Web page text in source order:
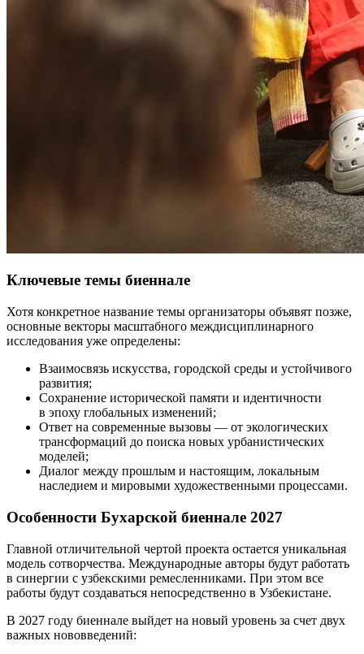
Ключевые темы биеннале
Хотя конкретное название темы организаторы объявят позже,
основные векторы масштабного междисциплинарного
исследования уже определены:
Взаимосвязь искусства, городской среды и устойчивого
развития;
Сохранение исторической памяти и идентичности
в эпоху глобальных изменений;
Ответ на современные вызовы — от экологических
трансформаций до поиска новых урбанистических
моделей;
Диалог между прошлым и настоящим, локальным
наследием и мировыми художественными процессами.
Особенности Бухарской биеннале 2027
Главной отличительной чертой проекта остается уникальная
модель сотворчества. Международные авторы будут работать
в синергии с узбекскими ремесленниками. При этом все
работы будут создаваться непосредственно в Узбекистане.
В 2027 году биеннале выйдет на новый уровень за счет двух
важных нововведений: